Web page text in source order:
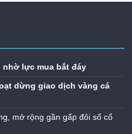
nhờ lực mua bắt đáy
dừng giao dịch vàng cá
mở rộng gần gấp đôi số cổ